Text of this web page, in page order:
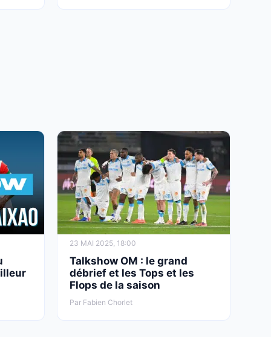
23 MAI 2025, 18:00
Talkshow OM : le grand
débrief et les Tops et les
Flops de la saison
Par Fabien Chorlet